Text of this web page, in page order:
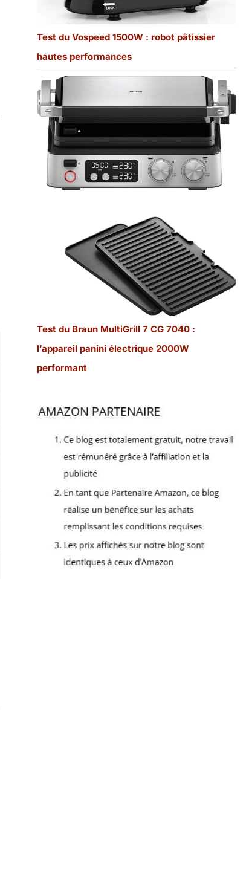
Test du Vospeed 1500W : robot pâtissier
hautes performances
Test du Braun MultiGrill 7 CG 7040 :
l’appareil panini électrique 2000W
performant